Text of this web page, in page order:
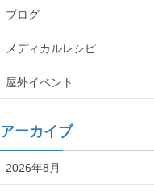
ブログ
メディカルレシピ
屋外イベント
アーカイブ
2026年8月